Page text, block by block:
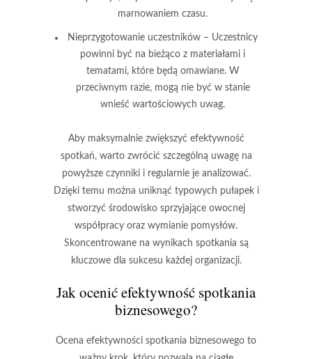
marnowaniem czasu.
Nieprzygotowanie uczestników – Uczestnicy
powinni być na bieżąco z materiałami i
tematami, które będą omawiane. W
przeciwnym razie, mogą nie być w stanie
wnieść wartościowych uwag.
Aby maksymalnie zwiększyć efektywność
spotkań, warto zwrócić szczególną uwagę na
powyższe czynniki i regularnie je analizować.
Dzięki temu można uniknąć typowych pułapek i
stworzyć środowisko sprzyjające owocnej
współpracy oraz wymianie pomysłów.
Skoncentrowane na wynikach spotkania są
kluczowe dla sukcesu każdej organizacji.
Jak ocenić efektywność spotkania
biznesowego?
Ocena efektywności spotkania biznesowego to